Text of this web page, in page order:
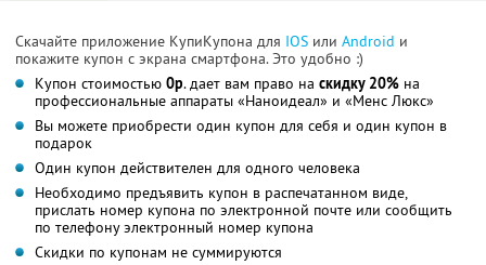
Скачайте приложение КупиКупона для IOS или Android и
покажите купон с экрана смартфона. Это удобно :)
Купон стоимостью 0р. дает вам право на скидку 20% на
профессиональные аппараты «Наноидеал» и «Менс Люкс»
Вы можете приобрести один купон для себя и один купон в
подарок
Один купон действителен для одного человека
Необходимо предъявить купон в распечатанном виде,
прислать номер купона по электронной почте или сообщить
по телефону электронный номер купона
Скидки по купонам не суммируются